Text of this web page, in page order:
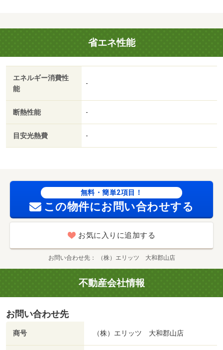
省エネ性能
エネルギー消費性
能
-
断熱性能 -
目安光熱費 -
無料・簡単2項目！
この物件にお問い合わせする
お気に入りに追加する
お問い合わせ先 （株）エリッツ 大和郡山店
不動産会社情報
お問い合わせ先
商号 （株）エリッツ 大和郡山店